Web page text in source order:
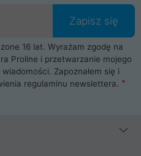
notebooka albo laptopa w
pełne bezpieczeństwo.
i części komputerowe
płyty główne, pamięci,
pracownicy pomogą Ci wybrać
oraz obudowę do komputera.
najlepsze na rynku
Xiaomi, Apple, Samsung i
to wszystko, możesz
Zapisz się
16 lat. Wyrażam zgodę na
Proline i przetwarzanie mojego
Zapoznałem się i
regulaminu newslettera.